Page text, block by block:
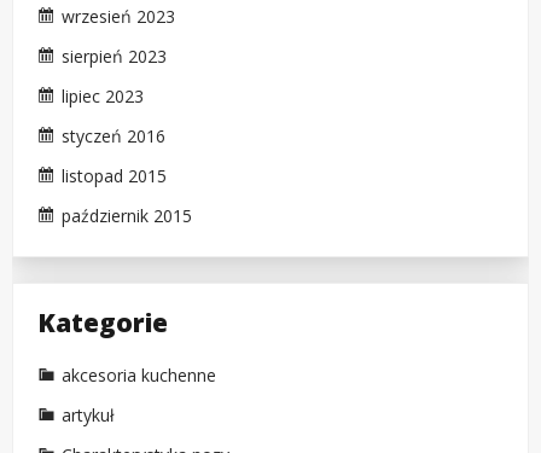
wrzesień 2023
sierpień 2023
lipiec 2023
styczeń 2016
listopad 2015
październik 2015
Kategorie
akcesoria kuchenne
artykuł